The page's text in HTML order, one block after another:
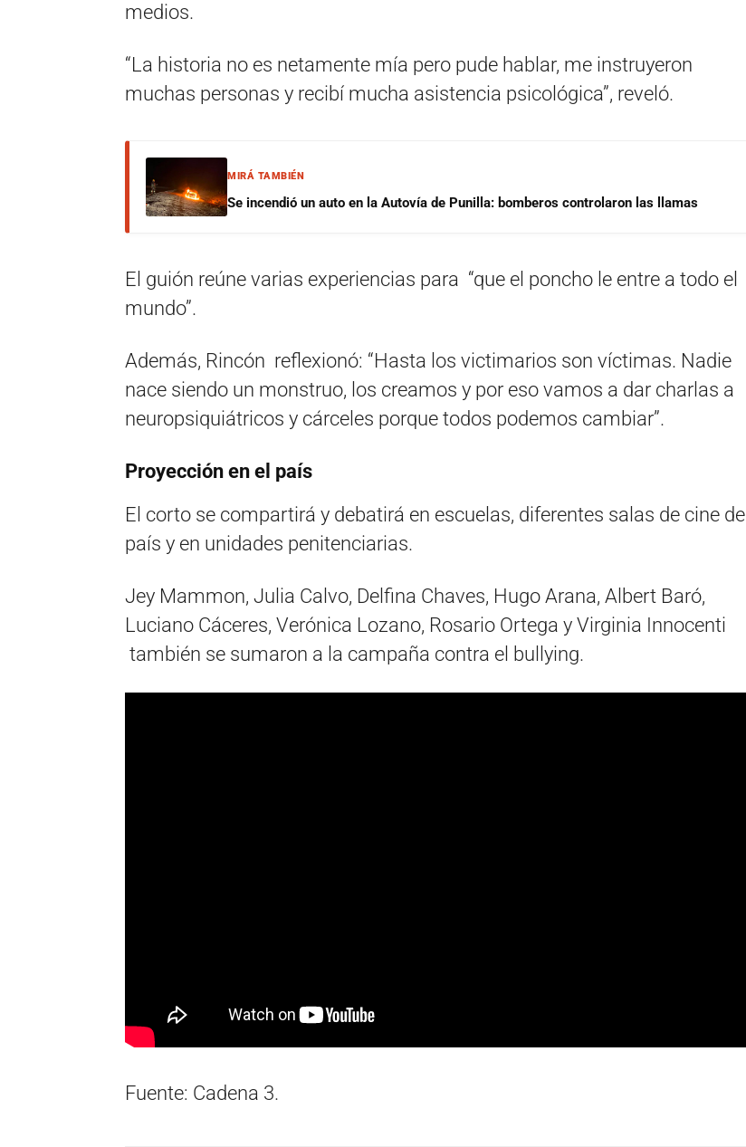
medios.
“La historia no es netamente mía pero pude hablar, me instruyeron
muchas personas y recibí mucha asistencia psicológica”, reveló.
MIRÁ TAMBIÉN
Se incendió un auto en la Autovía de Punilla: bomberos controlaron las llamas
El guión reúne varias experiencias para “que el poncho le entre a todo el
mundo”.
Además, Rincón reflexionó: “Hasta los victimarios son víctimas. Nadie
nace siendo un monstruo, los creamos y por eso vamos a dar charlas a
neuropsiquiátricos y cárceles porque todos podemos cambiar”.
Proyección en el país
El corto se compartirá y debatirá en escuelas, diferentes salas de cine del
país y en unidades penitenciarias.
Jey Mammon, Julia Calvo, Delfina Chaves, Hugo Arana, Albert Baró,
Luciano Cáceres, Verónica Lozano, Rosario Ortega y Virginia Innocenti
también se sumaron a la campaña contra el bullying.
Fuente: Cadena 3.